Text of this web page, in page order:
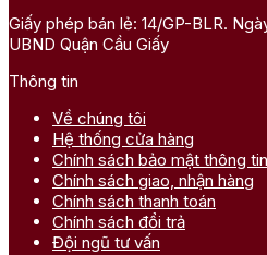
Giấy phép bán lẻ: 14/GP-BLR.
UBND Quận Cầu Giấy
Thông tin
Về chúng tôi
Hệ thống cửa hàng
Chính sách bảo mật thông tin
Chính sách giao, nhận hàng
Chính sách thanh toán
Chính sách đổi trả
Đội ngũ tư vấn